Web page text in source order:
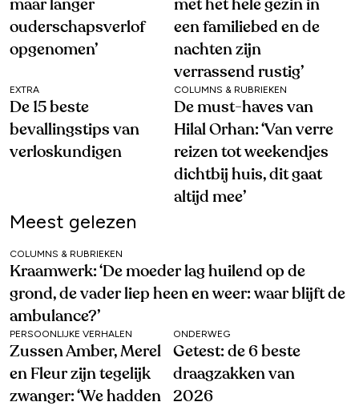
maar langer
ouderschapsverlof
opgenomen’
met het hele gezin in
een familiebed en de
nachten zijn
verrassend rustig’
EXTRA
De 15 beste
bevallingstips van
verloskundigen
COLUMNS & RUBRIEKEN
De must-haves van
Hilal Orhan: ‘Van verre
reizen tot weekendjes
dichtbij huis, dit gaat
altijd mee’
Meest gelezen
COLUMNS & RUBRIEKEN
Kraamwerk: ‘De moeder lag huilend op de
grond, de vader liep heen en weer: waar blijft de
ambulance?’
PERSOONLIJKE VERHALEN
Zussen Amber, Merel
en Fleur zijn tegelijk
zwanger: ‘We hadden
ONDERWEG
Getest: de 6 beste
draagzakken van
2026